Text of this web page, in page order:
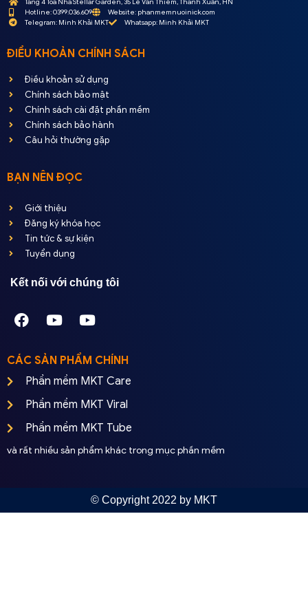
Hotline: 0399.036.609
Website: phanmemnuoinick.com
Telegram: Minh Khải MKT
Whatsapp: Minh Khải MKT
ĐIỀU KHOẢN CHÍNH SÁCH
Điều khoản sử dụng
Chính sách bảo mật
Chính sách cài đặt phần mềm
Chính sách bảo hành
Câu hỏi thường gặp
BẠN NÊN ĐỌC
Giới thiệu
Đăng ký khóa học
Tin tức & sự kiện
Tuyển dụng
Kết nối với chúng tôi
CÁC SẢN PHẨM CHÍNH
Phần mềm MKT Care
Phần mềm MKT Viral
Phần mềm MKT Tube
và rất nhiều sản phẩm khác trong mục phần mềm
© Copyright 2022 by MKT